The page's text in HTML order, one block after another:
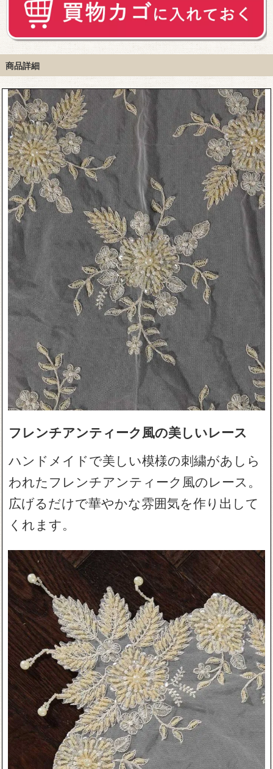
商品詳細
フレンチアンティーク風の美しいレース
ハンドメイドで美しい模様の刺繍があしら
われたフレンチアンティーク風のレース。
広げるだけで華やかな雰囲気を作り出して
くれます。